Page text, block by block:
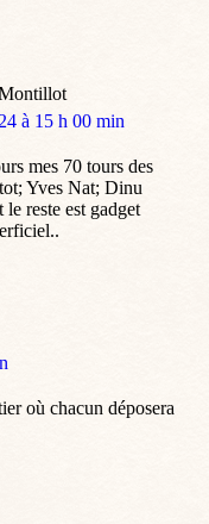
à 15 h 00 min
mes 70 tours des
Yves Nat; Dinu
reste est gadget
où chacun déposera